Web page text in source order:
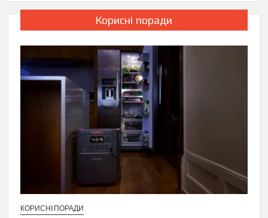
Корисні поради
КОРИСНІ ПОРАДИ